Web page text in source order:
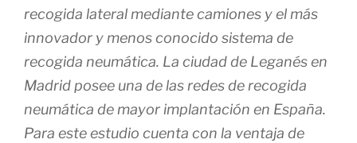
recogida lateral mediante camiones y el más
innovador y menos conocido sistema de
recogida neumática. La ciudad de Leganés en
Madrid posee una de las redes de recogida
neumática de mayor implantación en España.
Para este estudio cuenta con la ventaja de